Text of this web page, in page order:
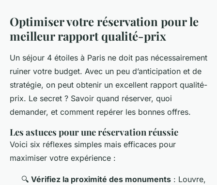
Optimiser votre réservation pour le
meilleur rapport qualité-prix
Un séjour 4 étoiles à Paris ne doit pas nécessairement
ruiner votre budget. Avec un peu d’anticipation et de
stratégie, on peut obtenir un excellent rapport qualité-
prix. Le secret ? Savoir quand réserver, quoi
demander, et comment repérer les bonnes offres.
Les astuces pour une réservation réussie
Voici six réflexes simples mais efficaces pour
maximiser votre expérience :
🔍 Vérifiez la proximité des monuments : Louvre,